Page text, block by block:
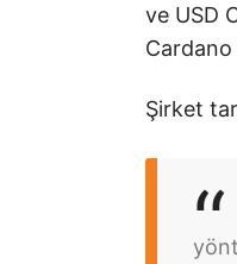
ve USD
Şirket